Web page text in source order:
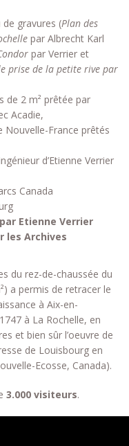
gravures (Plan des
par Albrecht Karl
par Verrier et
prise de la petite rive par
de 2 m² prêtée par
Acadie,
France prêtés
d’Etienne Verrier
Canada
Etienne Verrier
les Archives
du rez-de-chaussée du
a permis de retracer le
à Aix-en-
à La Rochelle, en
et bien sûr l’oeuvre de
de Louisbourg en
Ecosse, Canada).
3.000 visiteurs.